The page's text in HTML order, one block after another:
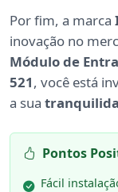
Por fim, a marca
inovação no
Módulo de
521, você está
a sua
Pontos
Fácil